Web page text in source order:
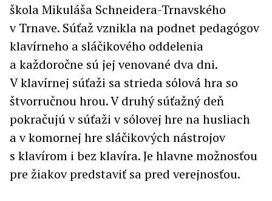
škola Mikuláša Schneidera-Trnavského
v Trnave. Súťaž vznikla na podnet pedagógov
klavírneho a sláčikového oddelenia
a každoročne sú jej venované dva dni.
V klavírnej súťaži sa strieda sólová hra so
štvorručnou hrou. V druhý súťažný deň
pokračujú v súťaži v sólovej hre na husliach
a v komornej hre sláčikových nástrojov
s klavírom i bez klavíra. Je hlavne možnosťou
pre žiakov predstaviť sa pred verejnosťou.